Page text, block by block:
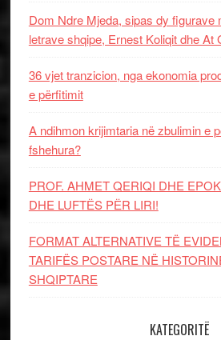
Dom Ndre Mjeda, sipas dy figurave
letrave shqipe, Ernest Koliqit dhe At
36 vjet tranzicion, nga ekonomia
e përfitimit
A ndihmon krijimtaria në zbulimin e
fshehura?
PROF. AHMET QERIQI DHE
DHE LUFTЁS PЁR LIRI!
FORMAT ALTERNATIVE TË
TARIFËS POSTARE NË
SHQIPTARE
KATEGORITË